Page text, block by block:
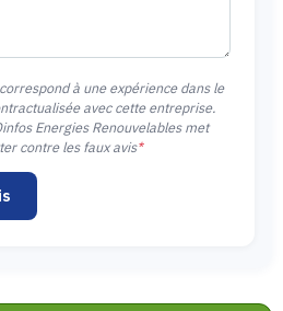
à une expérience dans le
avec cette entreprise.
Energies Renouvelables met
contre les faux avis*